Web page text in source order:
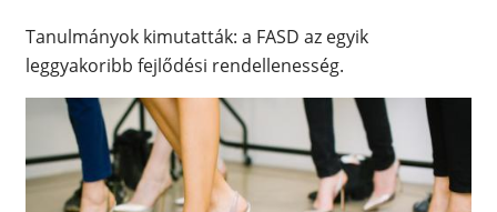
Tanulmányok kimutatták: a FASD az egyik
leggyakoribb fejlődési rendellenesség.